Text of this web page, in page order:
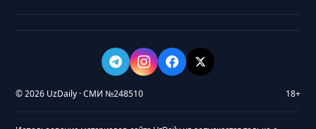
© 2026 UzDaily · СМИ №248510 18+